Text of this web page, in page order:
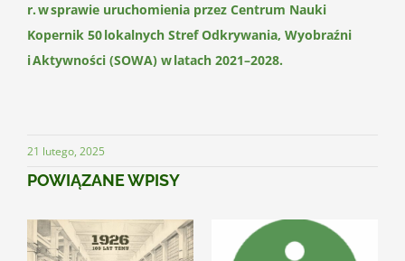
r. w sprawie uruchomienia przez Centrum Nauki
Kopernik 50 lokalnych Stref Odkrywania, Wyobraźni
i Aktywności (SOWA) w latach 2021–2028.
21 lutego, 2025
POWIĄZANE WPISY